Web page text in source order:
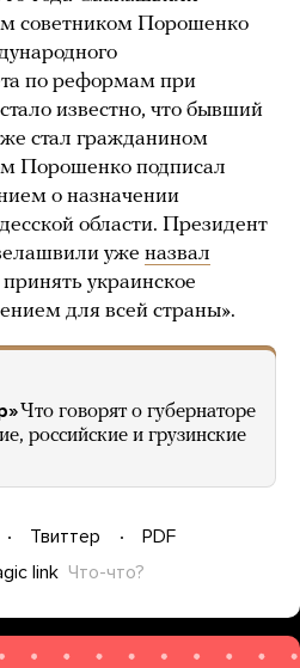
советником Порошенко
по реформам при
известно, что бывший
стал гражданином
Порошенко подписал
о назначении
области. Президент
уже назвал
украинское
для всей страны».
Что говорят о губернаторе
российские и грузинские
Твиттер
PDF
link Что-что?